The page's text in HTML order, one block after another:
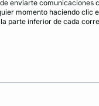
enviarte comunicaciones
momento haciendo clic
parte inferior de cada